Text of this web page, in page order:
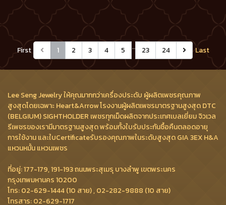
First 1 2 3 4 5 … 23 24 Last
Lee Seng Jewelry ให้คุณมากกว่าเครื่องประดับ ผู้ผลิตเพชรคุณภาพ
สูงสุดโดยเฉพาะ Heart&Arrow โรงงานผู้ผลิตเพชรมาตรฐานสูงสุด DTC
(BELGIUM) SIGHTHOLDER เพชรทุกเม็ดผลิตจากประเทศเบลเยี่ยม จิวเวล
รีเพชรของเรามีมาตรฐานสูงสุด พร้อมทั้งใบรับประกันซื้อคืนตลอดอายุ
การใช้งาน และใบCertificateรับรองคุณภาพในระดับสูงสุด GIA 3EX H&A
แหวนหมั้น แหวนเพชร
ที่อยู่: 177-179, 191-193 ถนนพระสุเมรุ บางลำพู เขตพระนคร
กรุงเทพมหานคร 10200
โทร: 02-629-1444 (10 สาย) , 02-282-9888 (10 สาย)
โทรสาร: 02-629-1717